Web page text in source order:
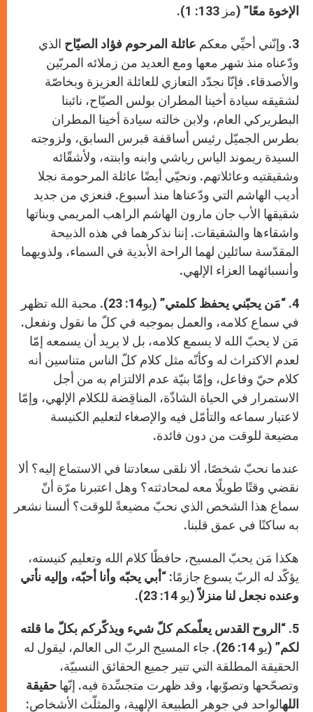
الإخوة معًا” (مز 133: 1).
3. وإنّني أحيِّي معكم عائلة المرحوم فؤاد الصيّاح الذي
ودّعناه منذ شهر معها ومع العديد من زملائه المربّين
والأصدقاء. فإنّا نجدّد التعازي للعائلة العزيزة وبخاصّة
لشقيقه سيادة أخينا المطران بولس الصيّاح، نائبنا
البطريركي العام، ولابن خالته سيادة أخينا المطران
بطرس الجميّل رئيس أساقفة قبرس السابق، ولزوجته
السيدة ريموند الياس رياشي وابنه وابنته، ولأشقّائه
وشقيقتيه وعائلاتهم. ونحيّي أيضًا عائلة المرحومة نجلا
أديب الهاشم التي ودّعناها منذ أسبوع. فنعزي من جديد
شقيقها الأب جان مارون الهاشم الراهب المريمي وبناتها
واشقاءها والشقيقات. إننا نذكرهما في هذه الذبيحة
المقدّسة سائلين لهما الراحة الأبدية في السماء، ولذويهما
وأنسبائهما العزاء الإلهي.
4. “ مَن يحبّني يحفظ كلمتي”
(يو14: 23). محبة الله تظهر
في سماع كلامه، والعمل بموجبه في كلّ ما نقول ونفعل.
مَن لا يحبّ الله لا يسمع كلامه، بل لا يريد أن يسمعه إمّا
لعدم الاكتراث له وكأنّه مثل كلام كلّ الناس متناسين أنه
كلام حيّ وفاعل، وإمّا بنيّة عدم الالتزام به من أجل
الاستمرار في الحياة الشاذّة، المناقِضة للكلام الإلهي، وإمّا
لاعتبار سماعه والتأمّل فيه والإصغاء لتعليم الكنيسة
مضيعة للوقت من دون فائدة.
عندما نحبّ شخصًا، ألا نلقى سعادتنا في الاستماع إليه؟ ألا
نقضي وقتًا طويلًا معه لمحادثته؟ وهل اعتبرنا مرّة أنّ
سماع هذا الشخص الذي نحبّ مضيعةً للوقت؟ ألسنا نشعر
به ساكنًا في عمق قلبنا.
هكذا مَن يحبّ المسيح، حافظًا كلام الله وتعليم كنيسته،
يؤكّد له الربّ يسوع جازمًا: “أبي يحبّه وأنا أحبّه، وإليه نأتي
وعنده نجعل لنا منزلاً(يو 14: 23).
5. “
الروح القدس يعلّمكم كلّ شيء ويذكّركم بكلّ ما قلته
لكم”
(يو 14: 26). جاء المسيح الربّ الى العالم، ليقول له
الحقيقة المطلقة التي تنير جميع الحقائق النسبيّة،
وتصحّحها وتصوّبها، وقد ظهرت متجسِّدة فيه. إنّها حقيقة
اللهالواحد في جوهر الطبيعة الإلهية، والمثلّث الأشخاص: